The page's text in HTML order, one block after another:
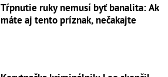
Tŕpnutie ruky nemusí byť banalita: Ak
máte aj tento príznak, nečakajte